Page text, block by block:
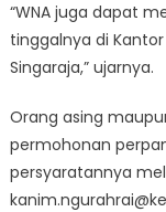
“WNA juga dapat
tinggalnya di
Singaraja,” ujarnya.
Orang asing
permohonan
persyaratannya